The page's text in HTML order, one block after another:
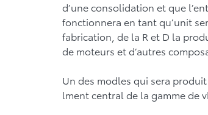
d’une consolidation et que
fonctionnera en tant qu’unit
fabrication, de la R et D la
de moteurs et d’autres
Un des modles qui sera
lment central de la gamme de